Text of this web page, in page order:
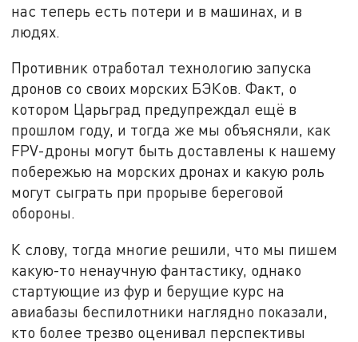
нас теперь есть потери и в машинах, и в
людях.
Противник отработал технологию запуска
дронов со своих морских БЭКов. Факт, о
котором Царьград предупреждал ещё в
прошлом году, и тогда же мы объясняли, как
FPV-дроны могут быть доставлены к нашему
побережью на морских дронах и какую роль
могут сыграть при прорыве береговой
обороны.
К слову, тогда многие решили, что мы пишем
какую-то ненаучную фантастику, однако
стартующие из фур и берущие курс на
авиабазы беспилотники наглядно показали,
кто более трезво оценивал перспективы